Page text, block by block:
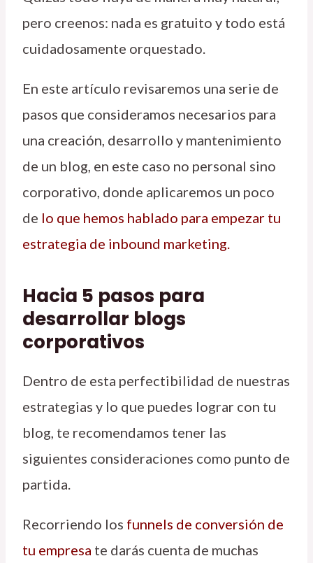
pero creenos: nada es gratuito y todo está
cuidadosamente orquestado.
En este artículo revisaremos una serie de
pasos que consideramos necesarios para
una creación, desarrollo y mantenimiento
de un blog, en este caso no personal sino
corporativo, donde aplicaremos un poco
de lo que hemos hablado para empezar tu
estrategia de inbound marketing.
Hacia 5 pasos para
desarrollar blogs
corporativos
Dentro de esta perfectibilidad de nuestras
estrategias y lo que puedes lograr con tu
blog, te recomendamos tener las
siguientes consideraciones como punto de
partida.
Recorriendo los funnels de conversión de
tu empresa te darás cuenta de muchas